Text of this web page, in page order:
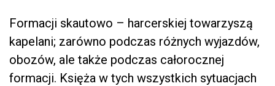
Formacji skautowo – harcerskiej towarzyszą
kapelani; zarówno podczas różnych wyjazdów,
obozów, ale także podczas całorocznej
formacji. Księża w tych wszystkich sytuacjach